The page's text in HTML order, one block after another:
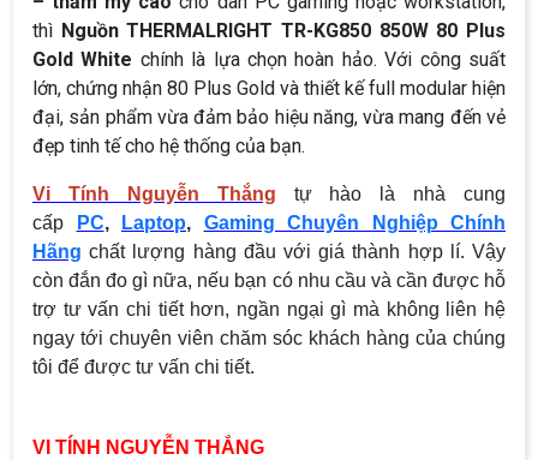
thì Nguồn THERMALRIGHT TR-KG850 850W 80 Plus
Gold White chính là lựa chọn hoàn hảo. Với công suất
lớn, chứng nhận 80 Plus Gold và thiết kế full modular hiện
đại, sản phẩm vừa đảm bảo hiệu năng, vừa mang đến vẻ
đẹp tinh tế cho hệ thống của bạn.
Vi Tính Nguyễn Thắng tự hào là nhà cung
cấp
PC, Laptop, Gaming Chuyên Nghiệp Chính
Hãng chất lượng hàng đầu với giá thành hợp lí. Vậy
còn đắn đo gì nữa, nếu bạn có nhu cầu và cần được hỗ
trợ tư vấn chi tiết hơn, ngần ngại gì mà không liên hệ
ngay tới chuyên viên chăm sóc khách hàng của chúng
tôi để được tư vấn chi tiết.
VI TÍNH NGUYỄN THẮNG